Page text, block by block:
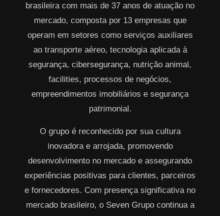
brasileira com mais de 37 anos de atuação no
mercado, composta por 13 empresas que
operam em setores como serviços auxiliares
ao transporte aéreo, tecnologia aplicada à
segurança, cibersegurança, nutrição animal,
facilities, processos de negócios,
empreendimentos imobiliários e segurança
patrimonial.
O grupo é reconhecido por sua cultura
inovadora e arrojada, promovendo
desenvolvimento no mercado e assegurando
experiências positivas para clientes, parceiros
e fornecedores. Com presença significativa no
mercado brasileiro, o Seven Grupo continua a